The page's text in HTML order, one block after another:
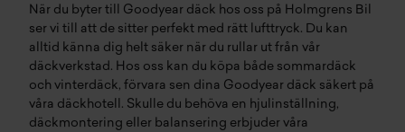
När du byter till Goodyear däck hos oss på Holmgrens Bil
ser vi till att de sitter perfekt med rätt lufttryck. Du kan
alltid känna dig helt säker när du rullar ut från vår
däckverkstad. Hos oss kan du köpa både sommardäck
och vinterdäck, förvara sen dina Goodyear däck säkert på
våra däckhotell. Skulle du behöva en hjulinställning,
däckmontering eller balansering erbjuder våra